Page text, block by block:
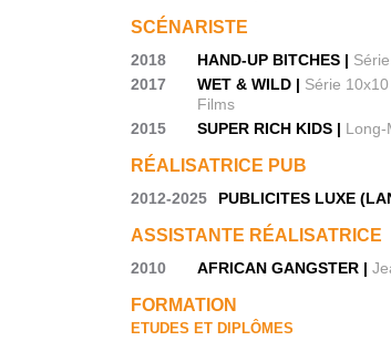
SCÉNARISTE
2018 HAND-UP BITCHES |
2017
WET & WILD | Série 10x10
Films
2015
SUPER RICH KIDS | Long-
RÉALISATRICE PUB
2012-2025 PUBLICITES LUXE
ASSISTANTE RÉALISATRICE
2010 AFRICAN GANGSTER |
FORMATION
ETUDES ET DIPLÔMES